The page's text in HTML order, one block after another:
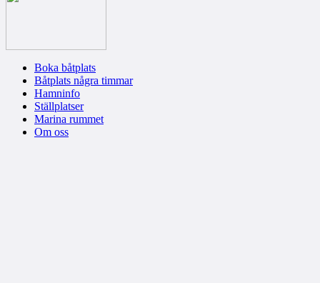
Boka båtplats
Båtplats några timmar
Hamninfo
Ställplatser
Marina rummet
Om oss